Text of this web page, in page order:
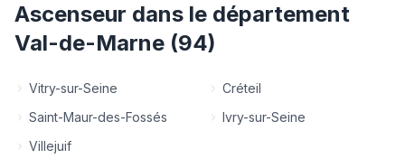
Ascenseur dans le département
Val-de-Marne (94)
Vitry-sur-Seine
Créteil
Saint-Maur-des-Fossés
Ivry-sur-Seine
Villejuif